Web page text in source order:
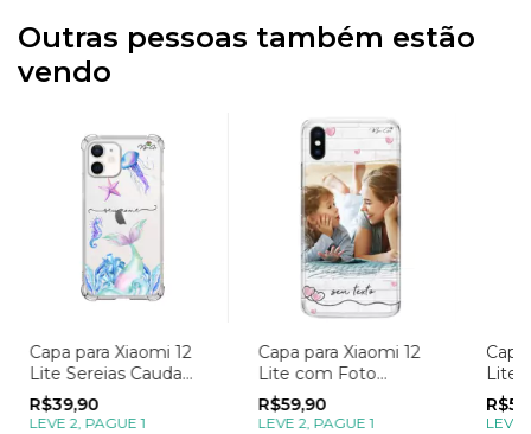
Outras pessoas também estão
vendo
Capa para Xiaomi 12
Lite Sereias Cauda
Azul
R$39,90
LEVE 2, PAGUE 1
Capa para Xiaomi 12
Lite com Foto
Momentos
Apaixonantes
R$59,90
LEVE 2, PAGUE 1
Lite
LEVE